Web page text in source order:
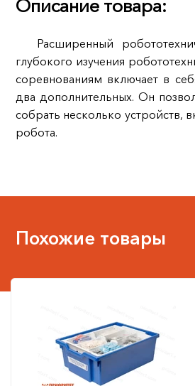
Описание товара:
Расширенный
глубокого изучения
соревнованиям включает в
два дополнительных. Он
собрать несколько устройств,
робота.
Похожие товары